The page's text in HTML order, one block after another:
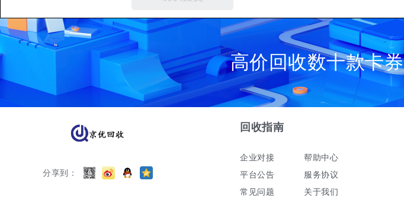
高价回收数十款卡券
分享到：
回收指南
企业对接
平台公告
常见问题
帮助中心
服务协议
关于我们